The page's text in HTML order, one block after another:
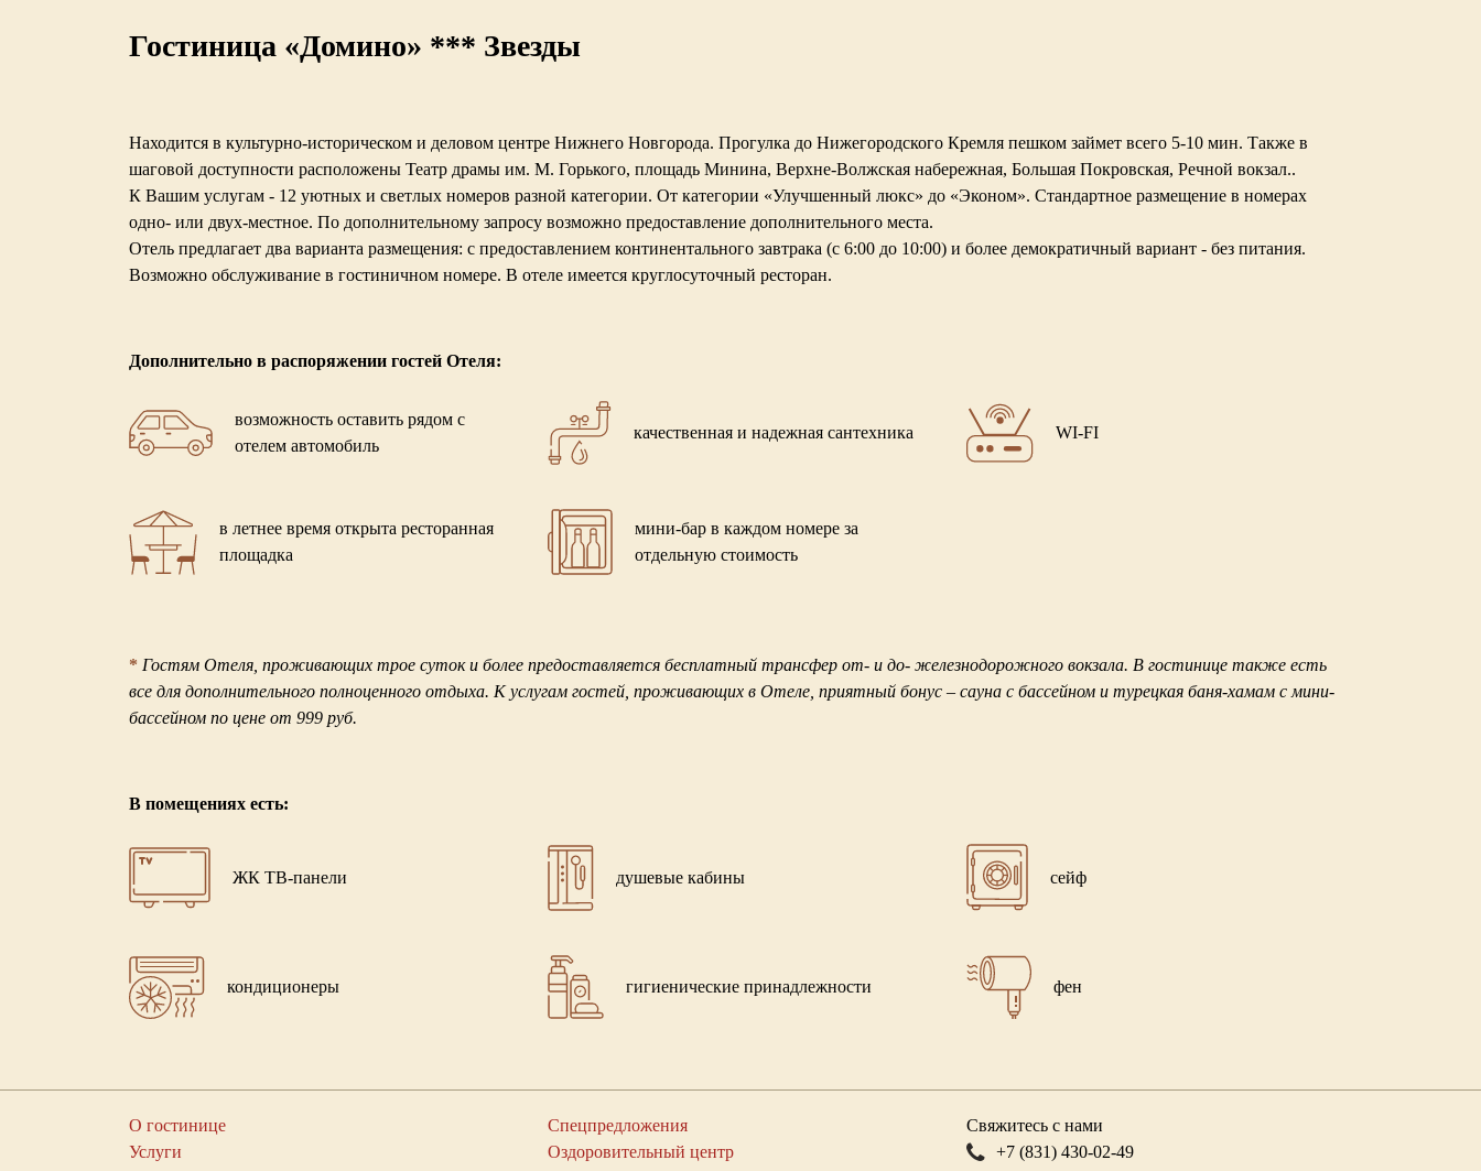
Гостиница «Домино» *** Звезды
Находится в культурно-историческом и деловом центре Нижнего Новгорода. Прогулка до Нижегородского Кремля пешком займет всего 5-10 мин. Также в
шаговой доступности расположены Театр драмы им. М. Горького, площадь Минина, Верхне-Волжская набережная, Большая Покровская, Речной вокзал..
К Вашим услугам - 12 уютных и светлых номеров разной категории. От категории «Улучшенный люкс» до «Эконом». Стандартное размещение в номерах
одно- или двух-местное. По дополнительному запросу возможно предоставление дополнительного места.
Отель предлагает два варианта размещения: с предоставлением континентального завтрака (с 6:00 до 10:00) и более демократичный вариант - без питания.
Возможно обслуживание в гостиничном номере. В отеле имеется круглосуточный ресторан.
Дополнительно в распоряжении гостей Отеля:
возможность оставить рядом с
отелем автомобиль
качественная и надежная сантехника WI-FI
в летнее время открыта ресторанная
площадка
мини-бар в каждом номере за
отдельную стоимость
* Гостям Отеля, проживающих трое суток и более предоставляется бесплатный трансфер от- и до- железнодорожного вокзала. В гостинице также есть
все для дополнительного полноценного отдыха. К услугам гостей, проживающих в Отеле, приятный бонус – сауна с бассейном и турецкая баня-хамам с мини-
бассейном по цене от 999 руб.
В помещениях есть:
ЖК ТВ-панели душевые кабины сейф
кондиционеры гигиенические принадлежности фен
О гостинице
Услуги
Спецпредложения
Оздоровительный центр
Свяжитесь с нами
+7 (831) 430-02-49